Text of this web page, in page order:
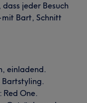
jeder Besuch
mit Bart, Schnitt
einladend.
Bartstyling.
Red One.